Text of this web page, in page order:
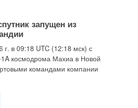
запущен из
г. в 09:18 UTC (12:18 мск) с
космодрома Махиа в Новой
командами компании